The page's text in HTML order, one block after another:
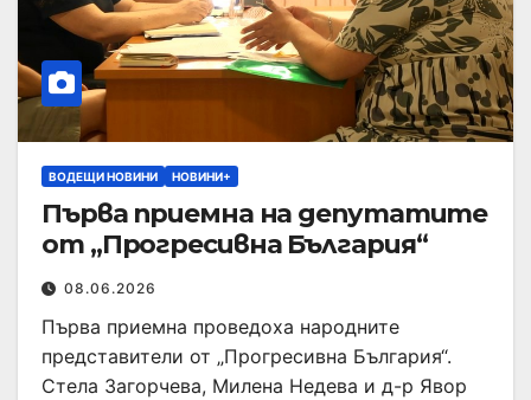
ВОДЕЩИ НОВИНИ НОВИНИ+
Първа приемна на депутатите
от „Прогресивна България“
08.06.2026
Първа приемна проведоха народните
представители от „Прогресивна България“.
Стела Загорчева, Милена Недева и д-р Явор